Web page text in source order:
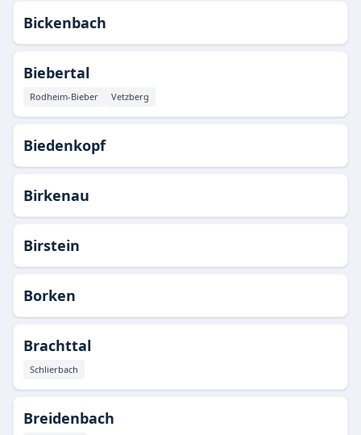
Bickenbach
Biebertal
Rodheim-Bieber Vetzberg
Biedenkopf
Birkenau
Birstein
Borken
Brachttal
Schlierbach
Breidenbach